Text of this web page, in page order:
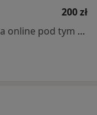
200 zł
Specjalista nie oferuje umawiania online pod tym adresem.